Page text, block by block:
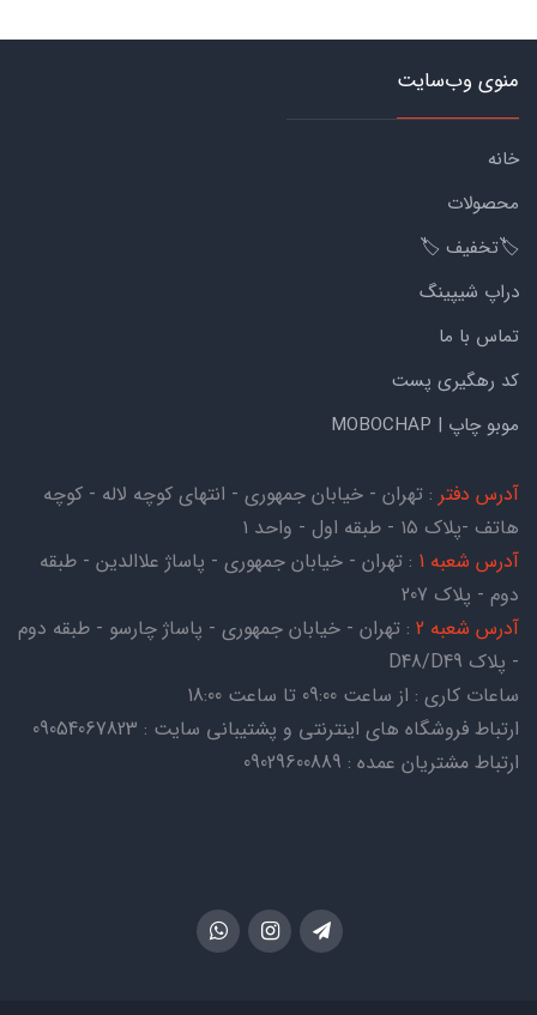
منوی وب‌سایت
خانه
محصولات
🏷️تخفیف 🏷️
دراپ شیپینگ
تماس با ما
کد رهگیری پست
موبو چاپ | MOBOCHAP
آدرس دفتر : تهران - خیابان جمهوری - انتهای کوچه لاله - کوچه
هاتف -پلاک ۱۵ - طبقه اول - واحد ۱
آدرس شعبه 1
: تهران - خیابان جمهوری - پاساژ علاالدین - طبقه
دوم - پلاک 207
آدرس شعبه 2
: تهران - خیابان جمهوری - پاساژ چارسو - طبقه دوم
- پلاک D48/D49
ساعات کاری : از ساعت 09:00 تا ساعت 18:00
ارتباط فروشگاه های اینترنتی و پشتیبانی سایت : 09054067823
ارتباط مشتریان عمده : 09029600889